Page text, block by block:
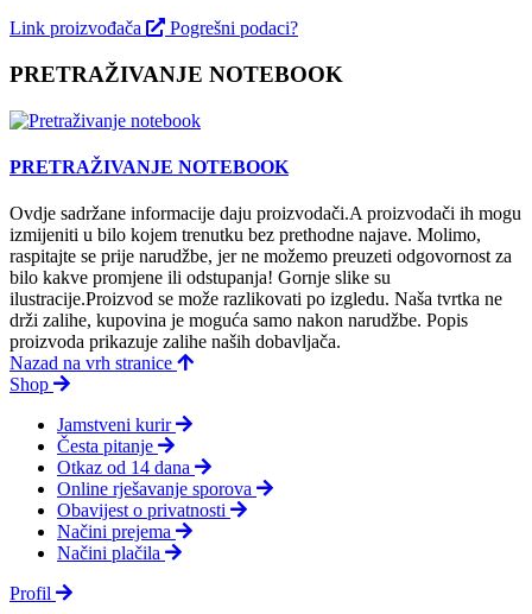
Link proizvođača Pogrešni podaci?
PRETRAŽIVANJE NOTEBOOK
PRETRAŽIVANJE NOTEBOOK
Ovdje sadržane informacije daju proizvodači.A proizvodači ih mogu
izmijeniti u bilo kojem trenutku bez prethodne najave. Molimo,
raspitajte se prije narudžbe, jer ne možemo preuzeti odgovornost za
bilo kakve promjene ili odstupanja! Gornje slike su
ilustracije.Proizvod se može razlikovati po izgledu. Naša tvrtka ne
drži zalihe, kupovina je moguća samo nakon narudžbe. Popis
proizvoda prikazuje zalihe naših dobavljača.
Nazad na vrh stranice
Shop
Jamstveni kurir
Česta pitanje
Otkaz od 14 dana
Online rješavanje sporova
Obavijest o privatnosti
Načini prejema
Načini plačila
Profil